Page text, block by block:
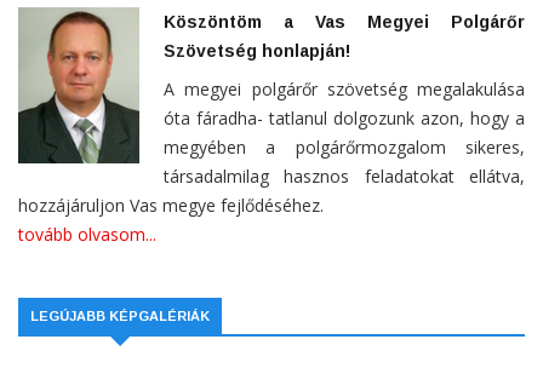
Köszöntöm a Vas Megyei Polgárőr
Szövetség honlapján!
A megyei polgárőr szövetség megalakulása
óta fáradha- tatlanul dolgozunk azon, hogy a
megyében a polgárőrmozgalom sikeres,
társadalmilag hasznos feladatokat ellátva,
hozzájáruljon Vas megye fejlődéséhez.
tovább olvasom...
LEGÚJABB KÉPGALÉRIÁK